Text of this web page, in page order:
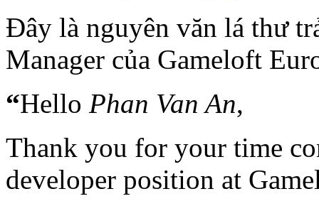
Đây là nguyên văn lá thư
Manager của Gameloft
“Hello Phan Van An,
Thank you for your time
developer position at